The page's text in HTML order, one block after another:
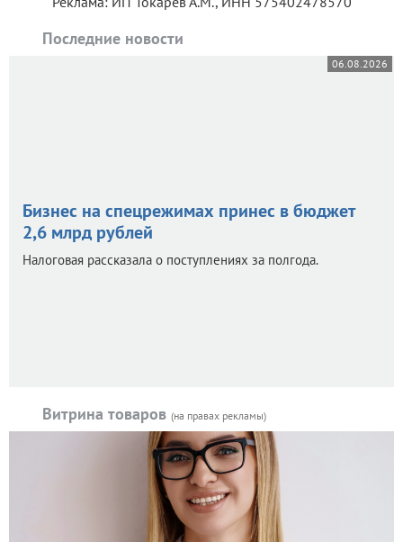
Последние новости
06.08.2026
Бизнес на спецрежимах принес в бюджет
2,6 млрд рублей
Налоговая рассказала о поступлениях за полгода.
Витрина товаров (на правах рекламы)